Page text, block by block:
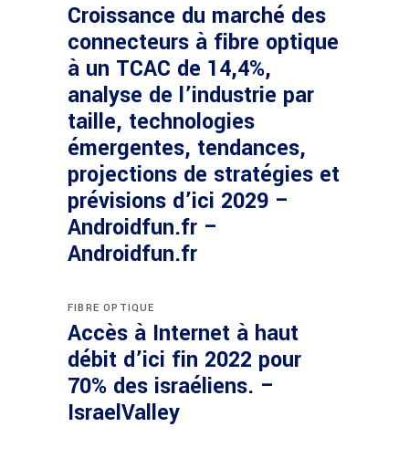
Croissance du marché des
connecteurs à fibre optique
à un TCAC de 14,4%,
analyse de l’industrie par
taille, technologies
émergentes, tendances,
projections de stratégies et
prévisions d’ici 2029 –
Androidfun.fr –
Androidfun.fr
FIBRE OPTIQUE
Accès à Internet à haut
débit d’ici fin 2022 pour
70% des israéliens. –
IsraelValley